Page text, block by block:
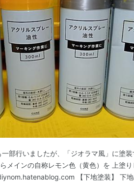
一部行いましたが、「ジオラマ風」に塗
メインの自称レモン色（黄色）を 上塗り
【下地塗装】 下地